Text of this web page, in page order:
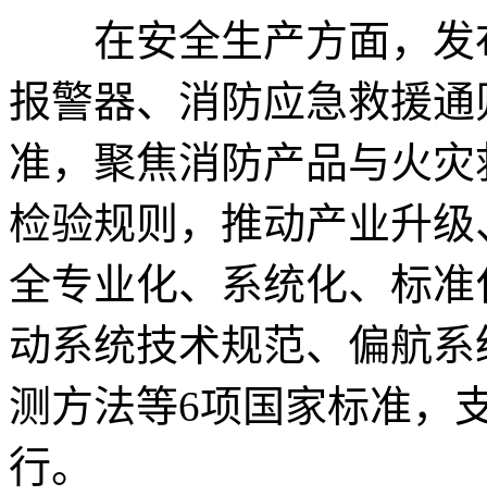
在安全生产方面，发
报警器、消防应急救援
准，聚焦消防产品与火
检验规则，推动产业升
全专业化、系统化、标
动系统技术规范、偏航
测方法等6项国家标准，
行。